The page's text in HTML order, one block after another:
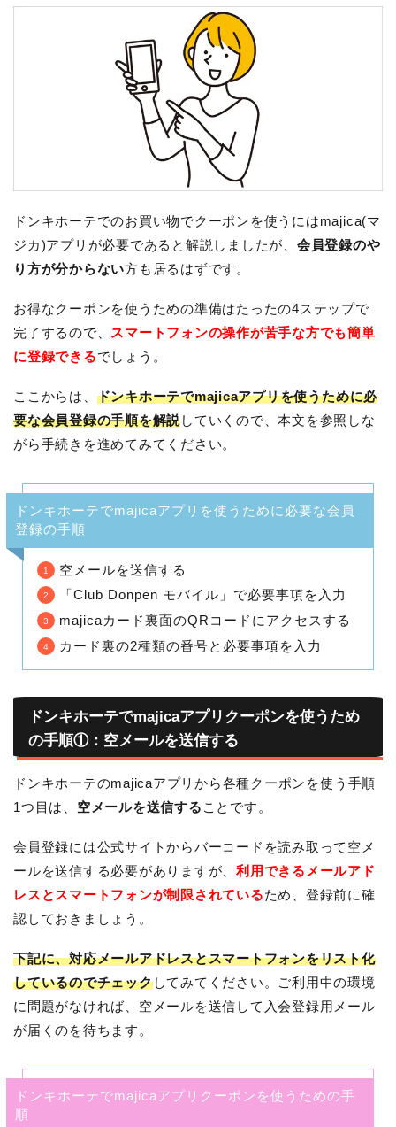
ドンキホーテでのお買い物でクーポンを使うにはmajica(マ
ジカ)アプリが必要であると解説しましたが、 会員登録のや
り方が分からない方も居るはずです。
お得なクーポンを使うための準備はたったの4ステップで
完了するので、 スマートフォンの操作が苦手な方でも簡単
に登録できるでしょう。
ここからは、 ドンキホーテでmajicaアプリを使うために必
要な会員登録の手順を解説していくので、本文を参照しな
がら手続きを進めてみてください。
ドンキホーテでmajicaアプリを使うために必要な会員
登録の手順
空メールを送信する
「Club Donpen モバイル」で必要事項を入力
majicaカード裏面のQRコードにアクセスする
カード裏の2種類の番号と必要事項を入力
ドンキホーテでmajicaアプリクーポンを使うため
の手順①：空メールを送信する
ドンキホーテのmajicaアプリから各種クーポンを使う手順
1つ目は、 空メールを送信する ことです。
会員登録には公式サイトからバーコードを読み取って空メ
ールを送信する必要がありますが、利用できるメールアド
レスとスマートフォンが制限されているため、登録前に確
認しておきましょう。
下記に、対応メールアドレスとスマートフォンをリスト化
しているのでチェックしてみてください。ご利用中の環境
に問題がなければ、空メールを送信して入会登録用メール
が届くのを待ちます。
ドンキホーテでmajicaアプリクーポンを使うための手
順